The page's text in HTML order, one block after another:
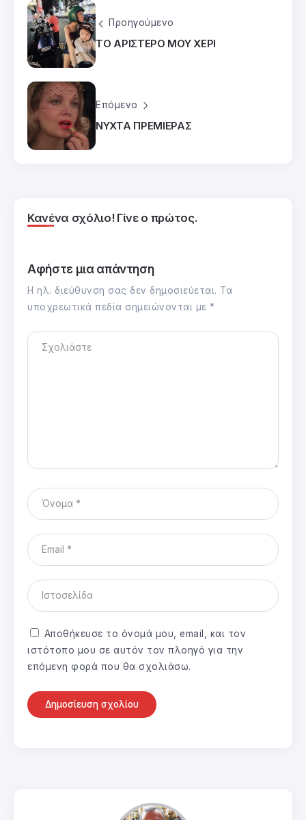
Προηγούμενο
ΤΟ ΑΡΙΣΤΕΡΟ ΜΟΥ ΧΕΡΙ
Επόμενο
ΝΥΧΤΑ ΠΡΕΜΙΕΡΑΣ
Κανένα σχόλιο! Γίνε ο πρώτος.
Αφήστε μια απάντηση
Η ηλ. διεύθυνση σας δεν δημοσιεύεται. Τα
υποχρεωτικά πεδία σημειώνονται με *
Αποθήκευσε το όνομά μου, email, και τον
ιστότοπο μου σε αυτόν τον πλοηγό για την
επόμενη φορά που θα σχολιάσω.